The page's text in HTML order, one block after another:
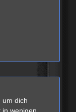
um dich